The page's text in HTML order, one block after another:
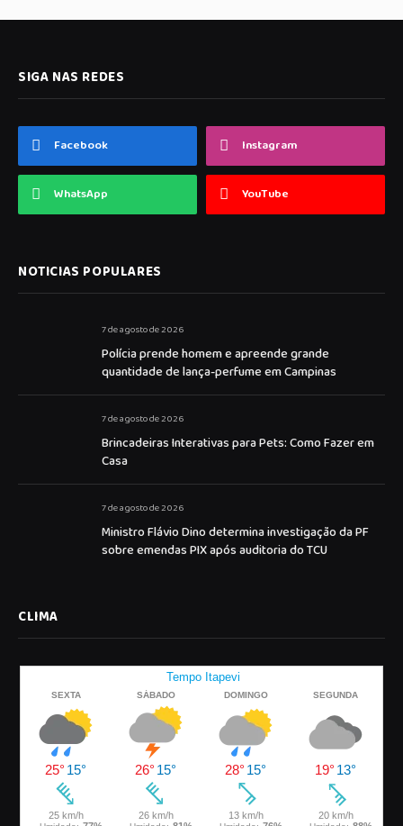
SIGA NAS REDES
Facebook Instagram
WhatsApp YouTube
NOTICIAS POPULARES
7 de agosto de 2026
Polícia prende homem e apreende grande
quantidade de lança-perfume em Campinas
7 de agosto de 2026
Brincadeiras Interativas para Pets: Como Fazer em
Casa
7 de agosto de 2026
Ministro Flávio Dino determina investigação da PF
sobre emendas PIX após auditoria do TCU
CLIMA